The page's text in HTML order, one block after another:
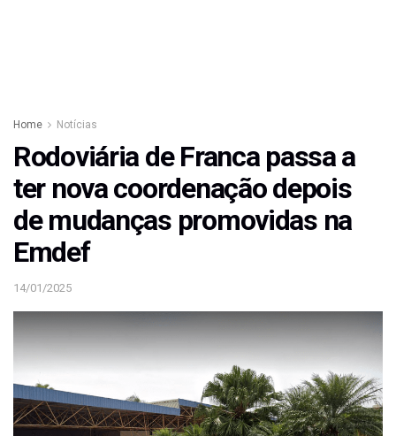
Home Notícias
Rodoviária de Franca passa a
ter nova coordenação depois
de mudanças promovidas na
Emdef
14/01/2025